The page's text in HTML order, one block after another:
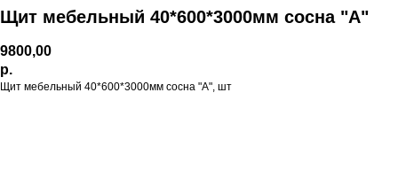
Щит мебельный 40*600*3000мм сосна "А"
9800,00
р.
Щит мебельный 40*600*3000мм сосна "А", шт